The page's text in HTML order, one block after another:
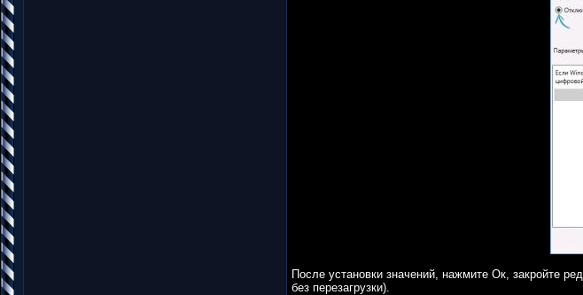
После установки значений, нажмите Ок, закройте
без перезагрузки).